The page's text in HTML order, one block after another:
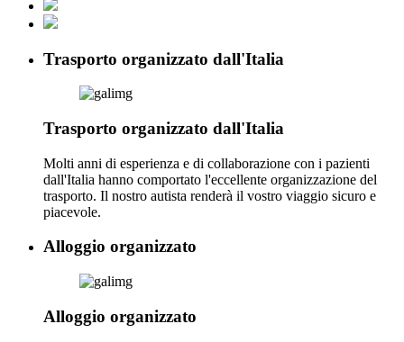
Trasporto organizzato dall'Italia
Trasporto organizzato dall'Italia
Molti anni di esperienza e di collaborazione con i pazienti
dall'Italia hanno comportato l'eccellente organizzazione del
trasporto. Il nostro autista renderà il vostro viaggio sicuro e
piacevole.
Alloggio organizzato
Alloggio organizzato